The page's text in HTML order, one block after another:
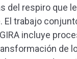
del respiro que
El trabajo
incluye
de